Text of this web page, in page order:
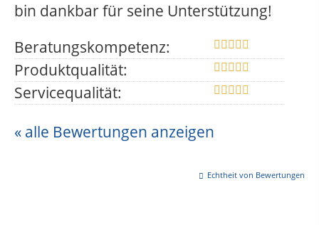
bin dankbar für seine Unterstützung!
Beratungskompetenz:
Produktqualität:
Servicequalität:
« alle Bewertungen anzeigen
Echtheit von Bewertungen